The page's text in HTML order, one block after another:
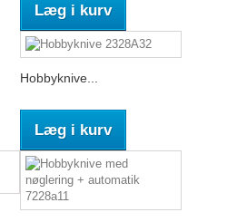
Læg i kurv
Hobbyknive...
Læg i kurv